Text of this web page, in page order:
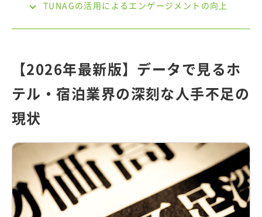
TUNAGの活用によるエンゲージメントの向上
【2026年最新版】データで見るホ
テル・宿泊業界の深刻な人手不足の
現状